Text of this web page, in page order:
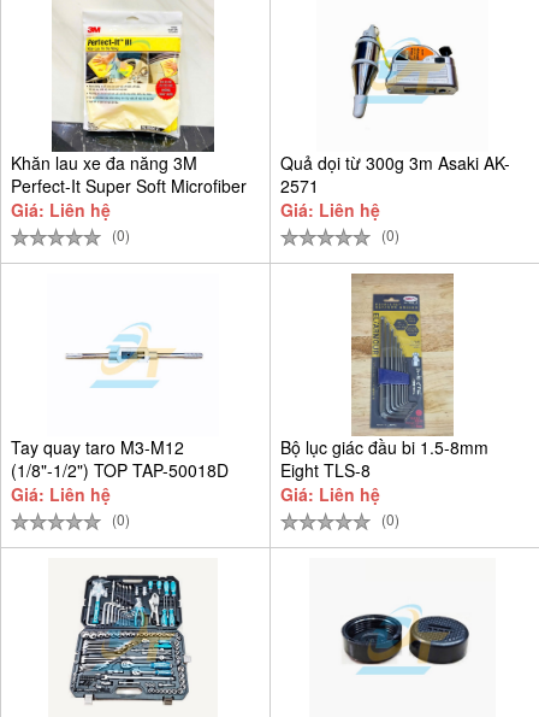
Khăn lau xe đa năng 3M
Perfect-It Super Soft Microfiber
Giá: Liên hệ
(0)
Quả dọi từ 300g 3m Asaki AK-
2571
Giá: Liên hệ
(0)
Tay quay taro M3-M12
(1/8"-1/2") TOP TAP-50018D
Giá: Liên hệ
(0)
Bộ lục giác đầu bi 1.5-8mm
Eight TLS-8
Giá: Liên hệ
(0)